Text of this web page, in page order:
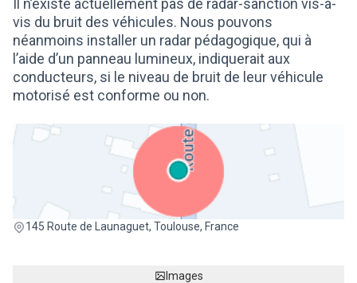
Il n’existe actuellement pas de radar-sanction vis-à-
vis du bruit des véhicules. Nous pouvons
néanmoins installer un radar pédagogique, qui à
l’aide d’un panneau lumineux, indiquerait aux
conducteurs, si le niveau de bruit de leur véhicule
motorisé est conforme ou non.
145 Route de Launaguet, Toulouse, France
(Lien externe)
Images